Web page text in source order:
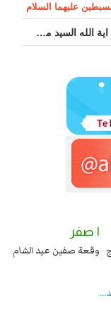
عليهما السلام
تقرير مصوّر - موكب عزاء مکتب سماحة اية الله السيد مرتضى الموسوي الاصفهاني في يوم إستشهاد السيدة فاطم...
السلام قتل صاحب الزنج